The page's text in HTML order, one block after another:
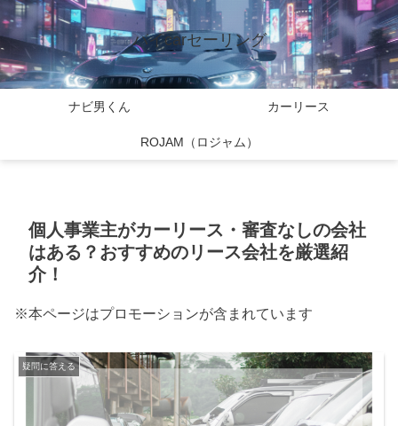
バイcarセーリング
ナビ男くん カーリース
ROJAM（ロジャム）
個人事業主がカーリース・審査なしの会社
はある？おすすめのリース会社を厳選紹
介！
※本ページはプロモーションが含まれています
疑問に答える